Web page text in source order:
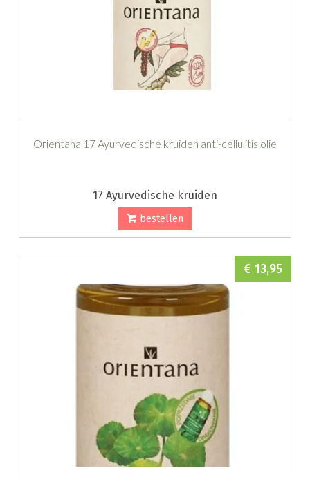
Orientana 17 Ayurvedische kruiden anti-cellulitis olie
17 Ayurvedische kruiden
bestellen
€ 13,95